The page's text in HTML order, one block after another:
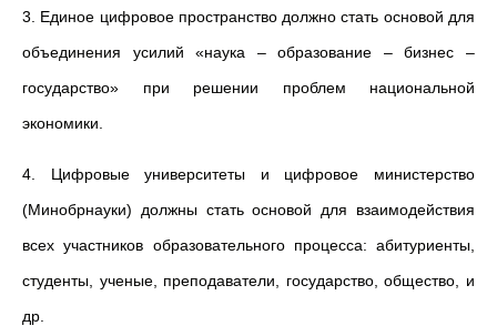
3. Единое цифровое пространство должно стать основой для
объединения усилий «наука – образование – бизнес –
государство» при решении проблем национальной
экономики.
4. Цифровые университеты и цифровое министерство
(Минобрнауки) должны стать основой для взаимодействия
всех участников образовательного процесса: абитуриенты,
студенты, ученые, преподаватели, государство, общество, и
др.